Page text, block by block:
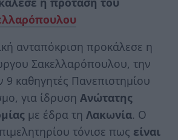
ανταπόκριση προκάλεσε η
Σακελλαρόπουλου, την
9 καθηγητές Πανεπιστημίου
για ίδρυση Ανώτατης
με έδρα τη Λακωνία. Ο
τόνισε πως είναι